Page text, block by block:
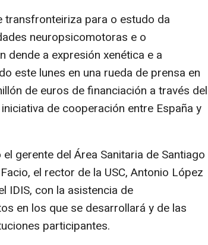
transfronteiriza para o estudo da
neuropsicomotoras e o
dende a expresión xenética e a
este lunes en una rueda de prensa en
de euros de financiación a través del
de cooperación entre España y
gerente del Área Sanitaria de Santiago
el rector de la USC, Antonio López
IDIS, con la asistencia de
en los que se desarrollará y de las
participantes.